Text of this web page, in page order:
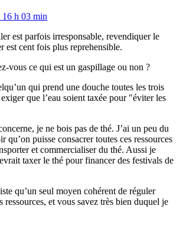
16 h 03 min
est parfois irresponsable, revendiquer le
est cent fois plus reprehensible.
vous ce qui est un gaspillage ou non ?
qui prend une douche toutes les trois
que l’eau soient taxée pour "éviter les
je ne bois pas de thé. J’ai un peu du
qu’on puisse consacrer toutes ces ressources
et commercialiser du thé. Aussi je
taxer le thé pour financer des festivals de
qu’un seul moyen cohérent de réguler
ressources, et vous savez très bien duquel je